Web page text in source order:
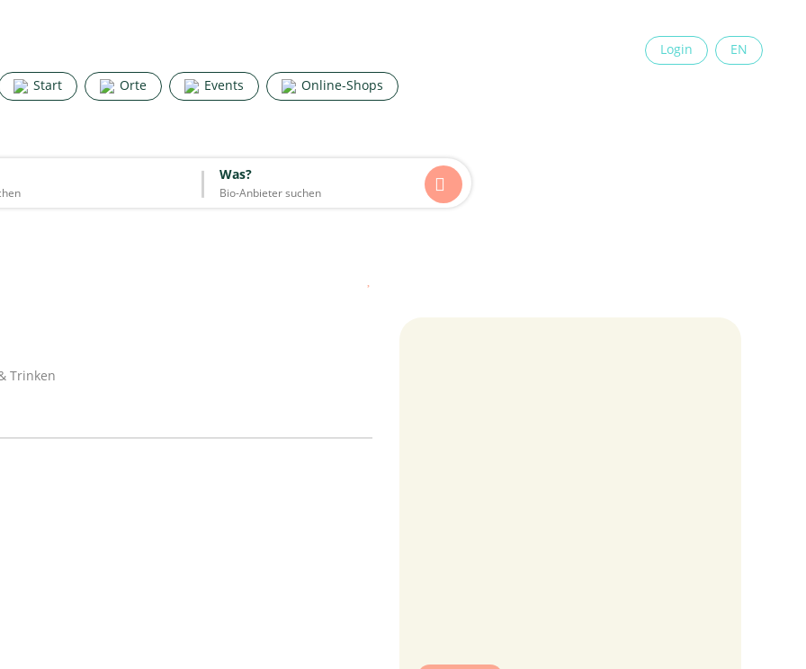
Start Orte Events Online-Shops
Login EN
Was?
×
Start Orte Events Online-Shops
Was?
Trinken